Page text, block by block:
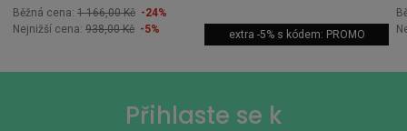
Běžná cena: 1 166,00 Kč -24%
Nejnižší cena: 938,00 Kč -5% extra -5% s kódem: PROMO
Přihlaste se k